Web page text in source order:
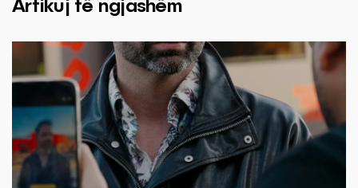
Artikuj të ngjashëm